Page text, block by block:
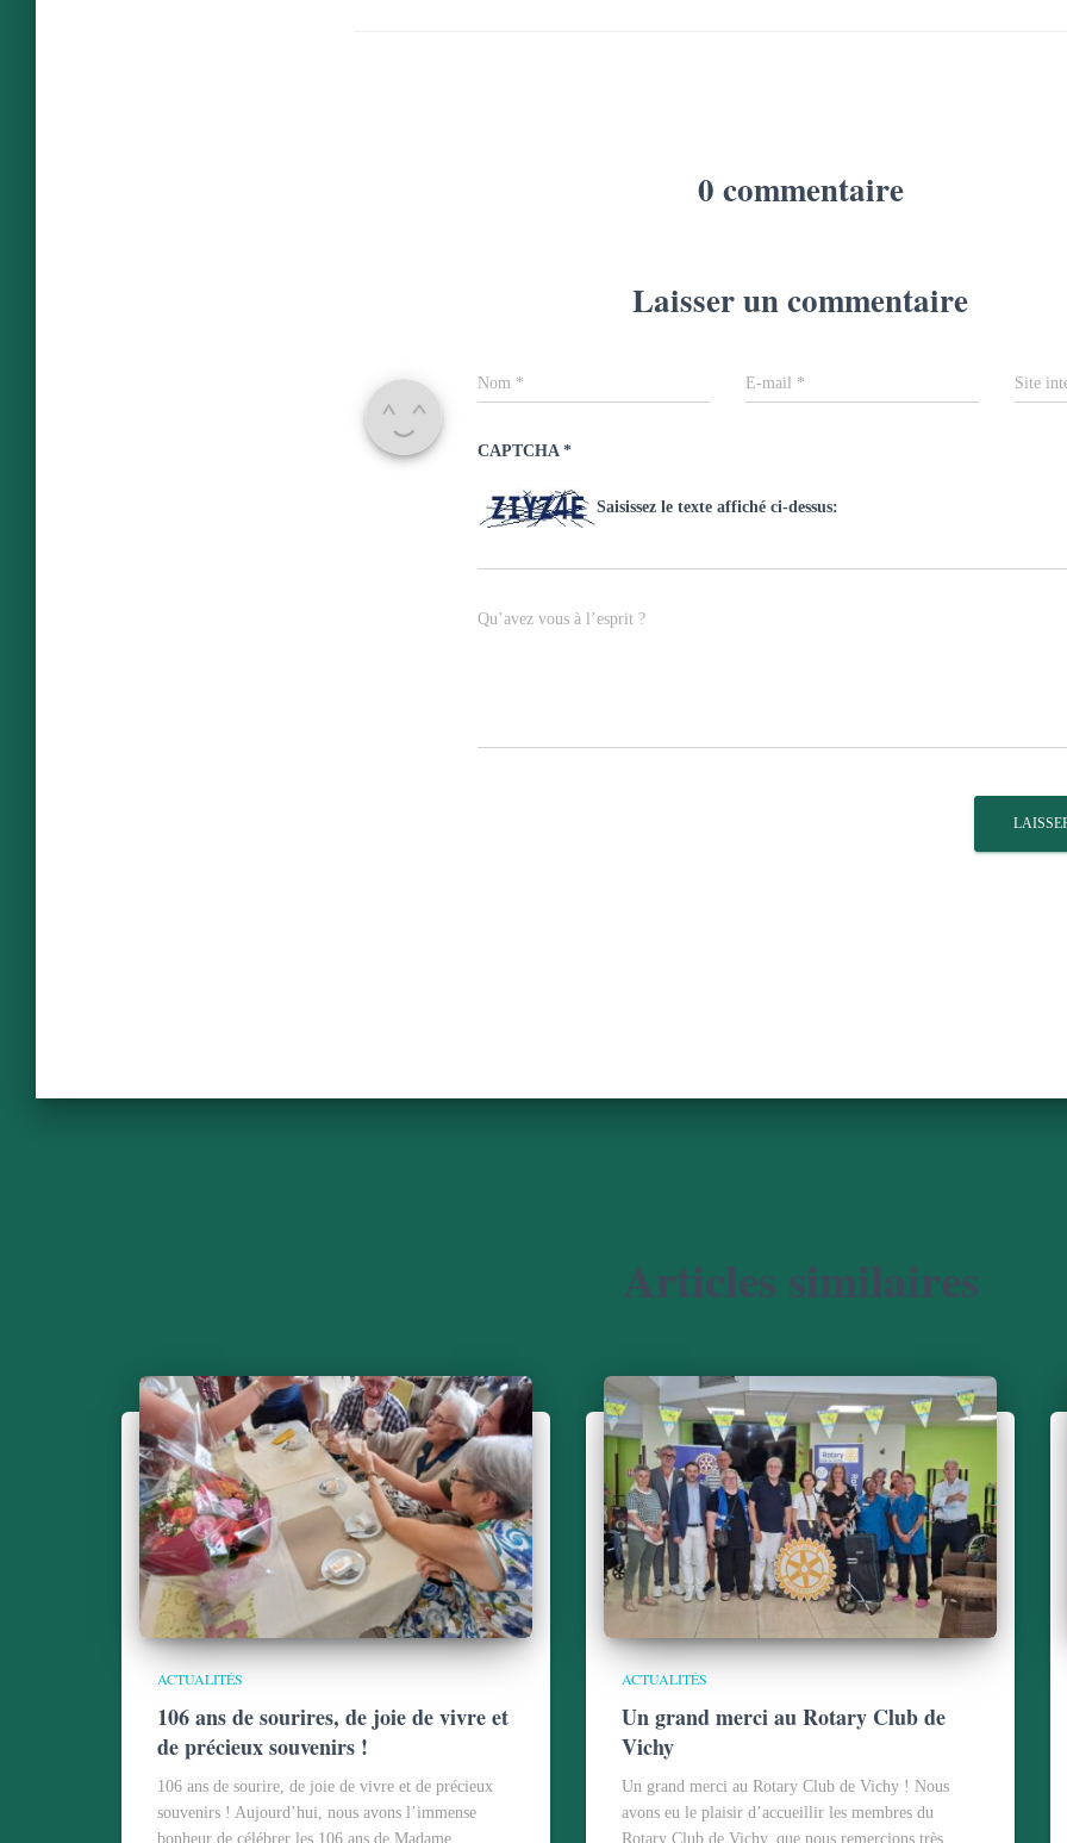
0 commentaire
Laisser un commentaire
Nom * E-mail * Site
CAPTCHA *
Saisissez le texte affiché ci-dessus:
Qu’avez vous à l’esprit ?
Articles similaires
ACTUALITÉS
106 ans de sourires, de joie de vivre et
de précieux souvenirs !
106 ans de sourire, de joie de vivre et de précieux
souvenirs ! Aujourd’hui, nous avons l’immense
bonheur de célébrer les 106 ans de Madame
ACTUALITÉS
Un grand merci au Rotary Club de
Vichy
Un grand merci au Rotary Club de Vichy ! Nous
avons eu le plaisir d’accueillir les membres du
Rotary Club de Vichy, que nous remercions très